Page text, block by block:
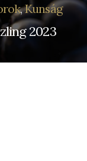
,Kunság
2023